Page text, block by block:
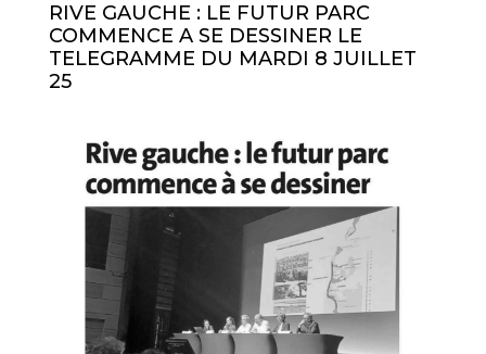
RIVE GAUCHE : LE FUTUR PARC
COMMENCE A SE DESSINER LE
TELEGRAMME DU MARDI 8 JUILLET
25